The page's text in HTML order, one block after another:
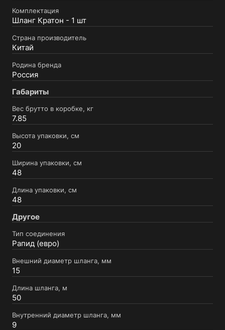
Комплектация
Шланг Кратон - 1 шт
Страна производитель
Китай
Родина бренда
Россия
Габариты
Вес брутто в коробке, кг
7.85
Высота упаковки, см
20
Ширина упаковки, см
48
Длина упаковки, см
48
Другое
Тип соединения
Рапид (евро)
Внешний диаметр шланга, мм
15
Длина шланга, м
50
Внутренний диаметр шланга, мм
9